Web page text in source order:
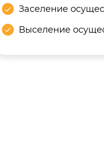
Заселение
Выселение